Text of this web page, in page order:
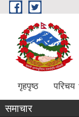
Skip to main content
गृहपृष्ठ परिचय
समाचार